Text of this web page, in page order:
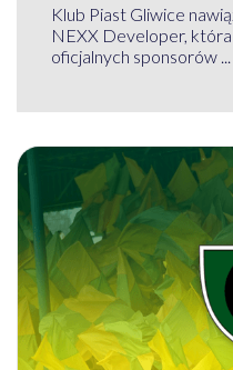
Klub Piast Gliwice
NEXX Developer, która
oficjalnych sponsorów ...